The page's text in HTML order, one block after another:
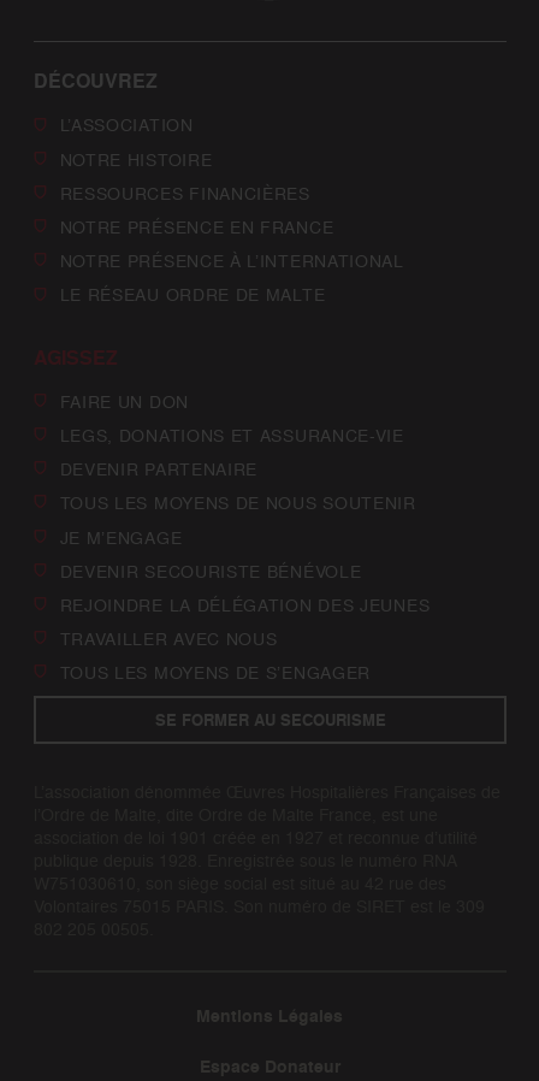
DÉCOUVREZ
L’ASSOCIATION
NOTRE HISTOIRE
RESSOURCES FINANCIÈRES
NOTRE PRÉSENCE EN FRANCE
NOTRE PRÉSENCE À L’INTERNATIONAL
LE RÉSEAU ORDRE DE MALTE
AGISSEZ
FAIRE UN DON
LEGS, DONATIONS ET ASSURANCE-VIE
DEVENIR PARTENAIRE
TOUS LES MOYENS DE NOUS SOUTENIR
JE M’ENGAGE
DEVENIR SECOURISTE BÉNÉVOLE
REJOINDRE LA DÉLÉGATION DES JEUNES
TRAVAILLER AVEC NOUS
TOUS LES MOYENS DE S’ENGAGER
SE FORMER AU SECOURISME
Mentions Légales
Espace Donateur